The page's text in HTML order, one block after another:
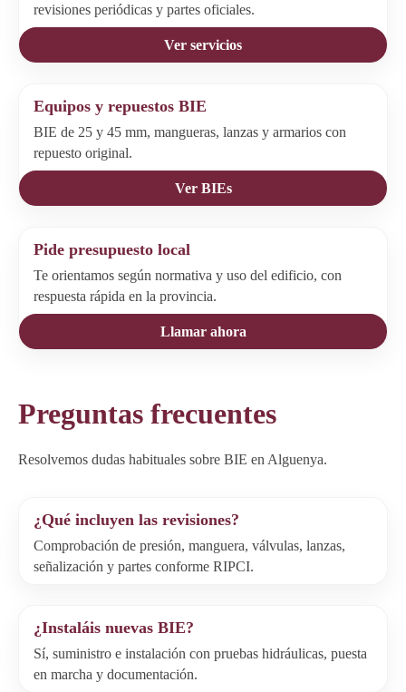
revisiones periódicas y partes oficiales.
Ver servicios
Equipos y repuestos BIE
BIE de 25 y 45 mm, mangueras, lanzas y armarios con
repuesto original.
Ver BIEs
Pide presupuesto local
Te orientamos según normativa y uso del edificio, con
respuesta rápida en la provincia.
Llamar ahora
Preguntas frecuentes
Resolvemos dudas habituales sobre BIE en Alguenya.
¿Qué incluyen las revisiones?
Comprobación de presión, manguera, válvulas, lanzas,
señalización y partes conforme RIPCI.
¿Instaláis nuevas BIE?
Sí, suministro e instalación con pruebas hidráulicas, puesta
en marcha y documentación.